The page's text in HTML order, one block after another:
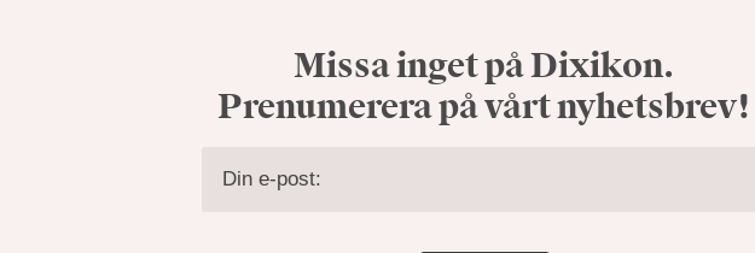
Missa inget på Dixikon.
Prenumerera på vårt nyhetsbrev!